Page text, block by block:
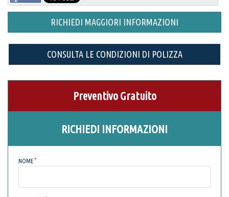
RICHIEDI MAGGIORI INFORMAZIONI
CONSULTA LE CONDIZIONI DI POLIZZA
Preventivo Gratuito
RICHIEDI INFORMAZIONI
NOME